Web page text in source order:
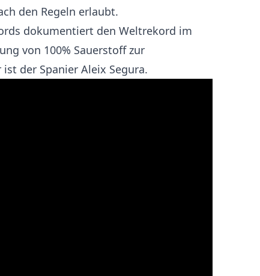
den Regeln erlaubt.
dokumentiert den Weltrekord im
von 100% Sauerstoff zur
der Spanier Aleix Segura.